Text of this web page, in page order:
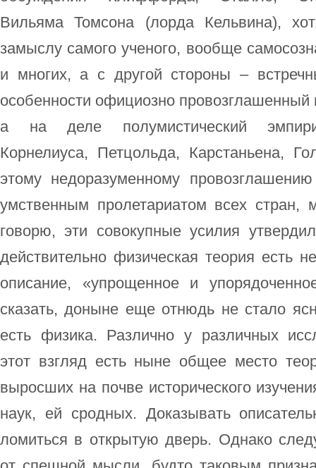
Вильяма Томсона (лорда Кельвина),
замыслу самого ученого, вообще
и многих, а с другой стороны –
особенности официозно
а на деле полумистический
Корнелиуса, Петцольда, Карстаньена,
этому недоразуменному
умственным пролетариатом всех стран,
говорю, эти совокупные усилия
действительно физическая теория есть
описание, «упрощенное и
сказать, доныне еще отнюдь не стало
есть физика. Различно у различных
этот взгляд есть ныне общее место
выросших на почве исторического
наук, ей сродных. Доказывать
ломиться в открытую дверь. Однако